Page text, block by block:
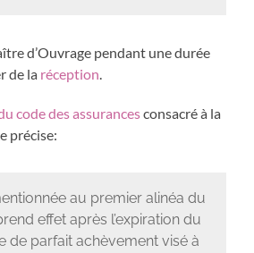
d’Ouvrage pendant une durée
de la réception
code des assurancesconsacré à la
précise:
au premier alinéa du
effet après l’expiration du
de parfait achèvement visé à